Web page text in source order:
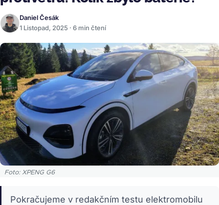
Daniel Česák
1 Listopad, 2025 · 6 min čtení
Foto: XPENG G6
Pokračujeme v redakčním testu elektromobilu